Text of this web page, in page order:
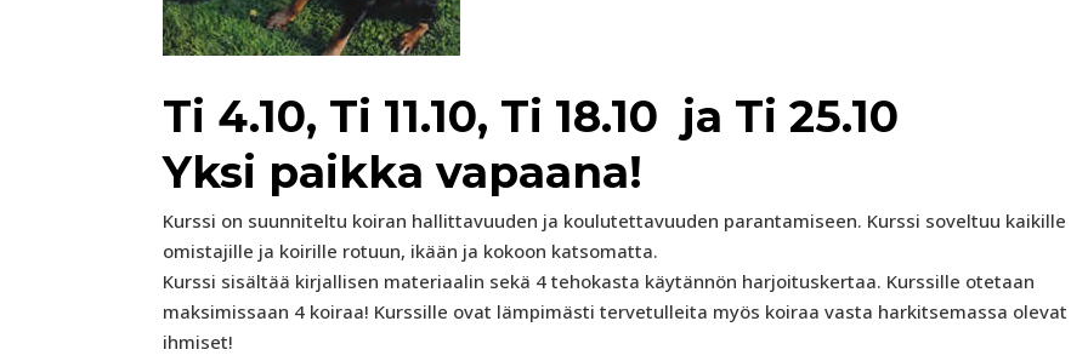
Ti 4.10, Ti 11.10, Ti 18.10 ja Ti 25.10
Yksi paikka vapaana!
Kurssi on suunniteltu koiran hallittavuuden ja koulutettavuuden parantamiseen. Kurssi soveltuu kaikille
omistajille ja koirille rotuun, ikään ja kokoon katsomatta.
Kurssi sisältää kirjallisen materiaalin sekä 4 tehokasta käytännön harjoituskertaa. Kurssille otetaan
maksimissaan 4 koiraa! Kurssille ovat lämpimästi tervetulleita myös koiraa vasta harkitsemassa olevat
ihmiset!